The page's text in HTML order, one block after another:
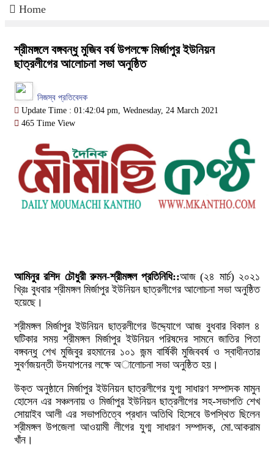
Home
শ্রীমঙ্গলে বঙ্গবন্ধু মুজিব বর্ষ উপলক্ষে মির্জাপুর ইউনিয়ন
ছাত্রলীগের আলোচনা সভা অনুষ্ঠিত
নিজস্ব প্রতিবেদক
Update Time : 01:42:04 pm, Wednesday, 24 March 2021
465 Time View
আমিনুর রশিদ চৌধুরী রুমন-শ্রীমঙ্গল প্রতিনিধি::আজ (২৪ মার্চ) ২০২১
খ্রিঃ বুধবার শ্রীমঙ্গল মির্জাপুর ইউনিয়ন ছাত্রলীগের আলোচনা সভা অনুষ্ঠিত
হয়েছে।
শ্রীমঙ্গল মির্জাপুর ইউনিয়ন ছাত্রলীগের উদ্দ্যোগে আজ বুধবার বিকাল ৪
ঘটিকার সময় শ্রীমঙ্গল মির্জাপুর ইউনিয়ন পরিষদের সামনে জাতির পিতা
বঙ্গবন্ধু শেখ মুজিবুর রহমানের ১০১ জন্ম বার্ষিকী মুজিববর্ষ ও স্বাধীনতার
সুবর্ণজয়ন্তী উদযাপনের লক্ষে অালোচনা সভা অনুষ্ঠিত হয়।
উক্ত অনুষ্ঠানে মির্জাপুর ইউনিয়ন ছাত্রলীগের যুগ্ম সাধারণ সম্পাদক মামুন
হোসেন এর সঞ্চলনায় ও মির্জাপুর ইউনিয়ন ছাত্রলীগের সহ-সভাপতি শেখ
সোয়াইব আলী এর সভাপতিত্বে প্রধান অতিথি হিসেবে উপস্থিত ছিলেন
শ্রীমঙ্গল উপজেলা আওয়ামী লীগের যুগ্ম সাধারণ সম্পাদক, মো.আকরাম
খাঁন।